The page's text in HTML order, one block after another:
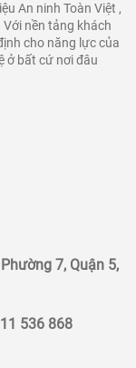
An ninh Toàn Việt ,
nền tảng khách
cho năng lực của
ở bất cứ nơi đâu
7, Quận 5,
536 868